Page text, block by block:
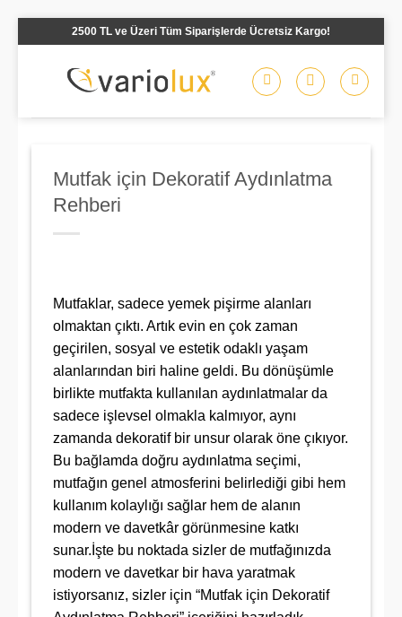
2500 TL ve Üzeri Tüm Siparişlerde Ücretsiz Kargo!
Mutfak için Dekoratif Aydınlatma
Rehberi
Mutfaklar, sadece yemek pişirme alanları
olmaktan çıktı. Artık evin en çok zaman
geçirilen, sosyal ve estetik odaklı yaşam
alanlarından biri haline geldi. Bu dönüşümle
birlikte mutfakta kullanılan aydınlatmalar da
sadece işlevsel olmakla kalmıyor, aynı
zamanda dekoratif bir unsur olarak öne çıkıyor.
Bu bağlamda doğru aydınlatma seçimi,
mutfağın genel atmosferini belirlediği gibi hem
kullanım kolaylığı sağlar hem de alanın
modern ve davetkâr görünmesine katkı
sunar.İşte bu noktada sizler de mutfağınızda
modern ve davetkar bir hava yaratmak
istiyorsanız, sizler için “Mutfak için Dekoratif